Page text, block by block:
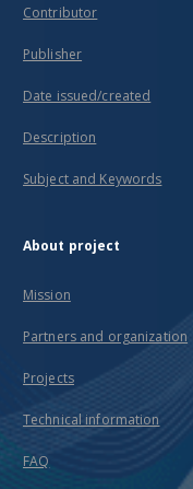
Contributor
Publisher
Date issued/created
Description
Subject and Keywords
About project
Mission
Partners and organization
Projects
Technical information
FAQ